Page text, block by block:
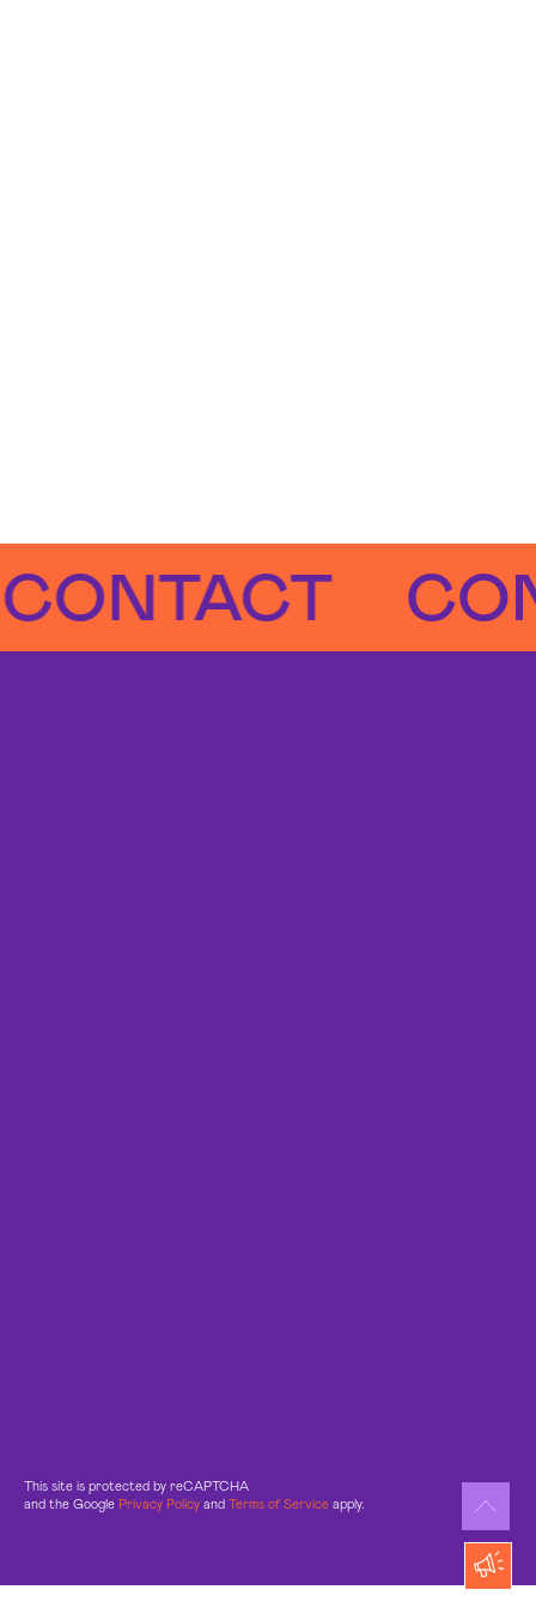
This site is protected by reCAPTCHA
and the Google Privacy Policy and Terms of Service apply.